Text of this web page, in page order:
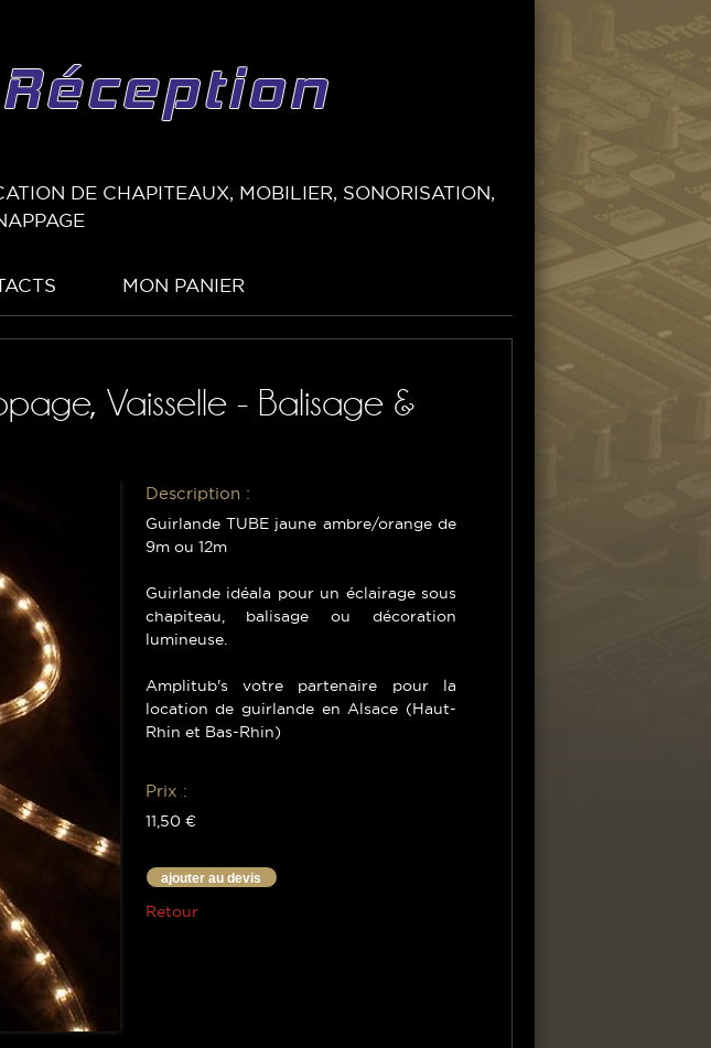
DE CHAPITEAUX, MOBILIER, SONORISATION,
MON PANIER
Vaisselle - Balisage &
Description :
Guirlande TUBE jaune ambre/orange de
9m ou 12m
Guirlande idéala pour un éclairage sous
chapiteau, balisage ou décoration
lumineuse.
Amplitub's votre partenaire pour la
location de guirlande en Alsace (Haut-
Rhin et Bas-Rhin)
Prix :
11,50 €
ajouter au devis
Retour